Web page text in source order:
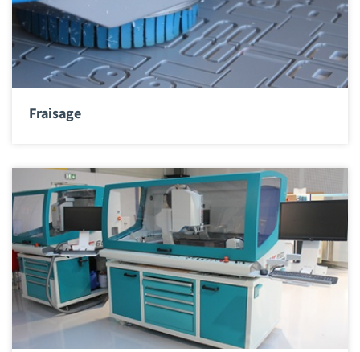
Fraisage